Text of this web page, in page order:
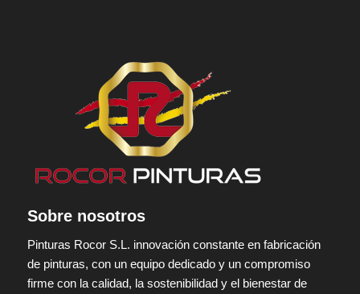
Sobre nosotros
Pinturas Rocor S.L. innovación constante en fabricación
de pinturas, con un equipo dedicado y un compromiso
firme con la calidad, la sostenibilidad y el bienestar de